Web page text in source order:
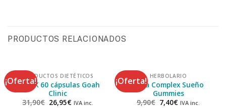
PRODUCTOS RELACIONADOS
¡Oferta!PRODUCTOS DIETÉTICOS
DETOX 60 cápsulas Goah
Clinic
31,90€ 26,95€ IVA inc.
¡Oferta! HERBOLARIO
Reva Complex Sueño
Gummies
9,90€ 7,40€ IVA inc.